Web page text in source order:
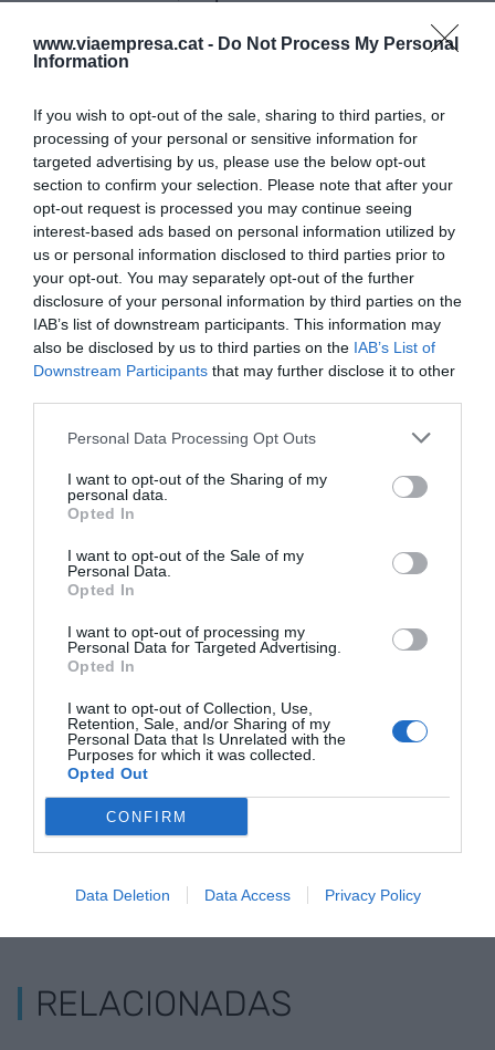
www.viaempresa.cat - Do Not Process My Personal
Information
If you wish to opt-out of the sale, sharing to third parties, or
processing of your personal or sensitive information for
targeted advertising by us, please use the below opt-out
section to confirm your selection. Please note that after your
opt-out request is processed you may continue seeing
interest-based ads based on personal information utilized by
us or personal information disclosed to third parties prior to
your opt-out. You may separately opt-out of the further
disclosure of your personal information by third parties on the
IAB’s list of downstream participants. This information may
also be disclosed by us to third parties on the IAB’s List of
Downstream Participants that may further disclose it to other
Personal Data Processing Opt Outs
I want to opt-out of the Sharing of my
personal data.
Opted In
I want to opt-out of the Sale of my
Personal Data.
Opted In
I want to opt-out of processing my
Personal Data for Targeted Advertising.
Opted In
I want to opt-out of Collection, Use,
Retention, Sale, and/or Sharing of my
Personal Data that Is Unrelated with the
Purposes for which it was collected.
Opted Out
CONFIRM
Data Deletion Data Access Privacy Policy
La ocupación creada en 2023 aumentó la plantilla
hasta los 5.880 trabajadores (contando BonÀrea
Corporació y BonÀrea Cooperativa) y las cifras se
incrementan hasta los 6.337 sumando los
franquiciados, granjeros y agricultores.
BonÀrea Cooperativa
obtiene 5 millones de
ganancias
El negocio de BonÀrea Cooperativa, encargado de
la cría y el engorde de aves y ganado, facturó 356
millones de euros y obtuvo un resultado neto de
cerró el año pasado con 211 trabajadores y una
inversión de 1,4 millones
Añadir
de Google de forma gratuita
Mantente informado con las últimas noticias de
actualidad
ACTIVAR AHORA
RELACIONADAS